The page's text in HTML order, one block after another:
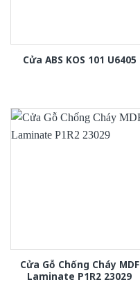
Cửa ABS KOS 101 U6405
Cửa Gỗ Chống Cháy MDF
Laminate P1R2 23029